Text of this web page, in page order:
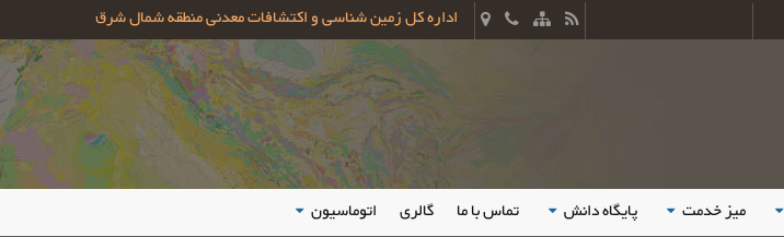
اداره کل زمین شناسی و اکتشافات معدنی منطقه شمال شرق
میز خدمت پایگاه دانش تماس با ما گالری اتوماسیون